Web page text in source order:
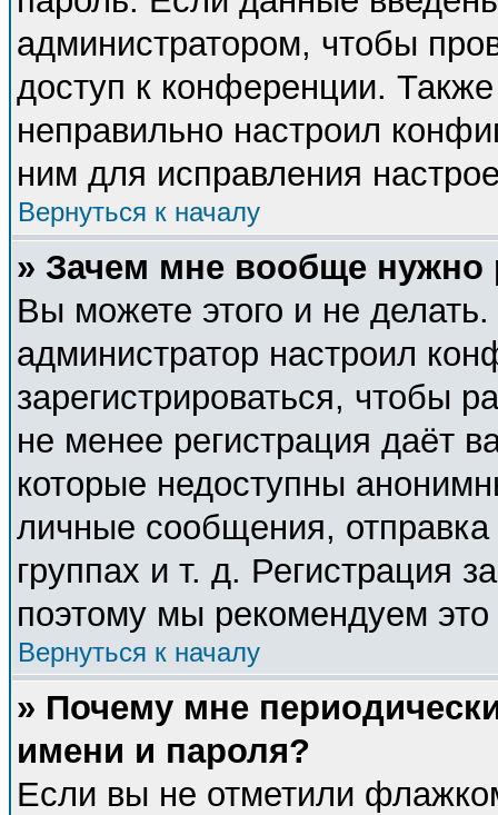
администратором, чтобы
доступ к конференции.
неправильно настроил
ним для исправления
Вернуться к началу
» Зачем мне вообще нужно
Вы можете этого и не делать.
администратор настроил
зарегистрироваться, чтобы
не менее регистрация даёт
которые недоступны
личные сообщения,
группах и т. д. Регистрация
поэтому мы рекомендуем это
Вернуться к началу
» Почему мне
имени и пароля?
Если вы не отметили